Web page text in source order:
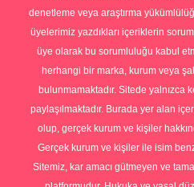
denetleme veya araştırma
üyelerimiz yazdıkları içeriklerin
üye olarak bu sorumluluğu kabul
herhangi bir marka, kurum veya
bulunmamaktadır. Sitede yalnızca
paylaşılmaktadır. Burada yer alan
olup, gerçek kurum ve kişiler
Gerçek kurum ve kişiler ile isim
Sitemiz, kar amacı gütmeyen ve